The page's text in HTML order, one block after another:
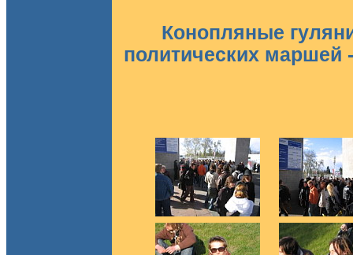
Конопляные
политических маршей